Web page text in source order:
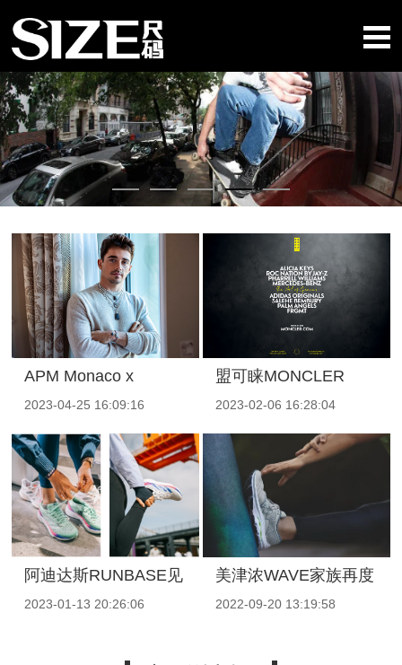
APM Monaco x
Charles LeClerc
2023-04-25 16:09:16
盟可睐MONCLER
GENIUS全新启航 携
手天才阵容，震撼登陆
伦敦
2023-02-06 16:28:04
阿迪达斯RUNBASE见
证全新"闪充跑
2023-01-1320:26:06
美津浓WAVE家族再度
升级，舒适畅跑满足跑
2022-09-20 13:19:58